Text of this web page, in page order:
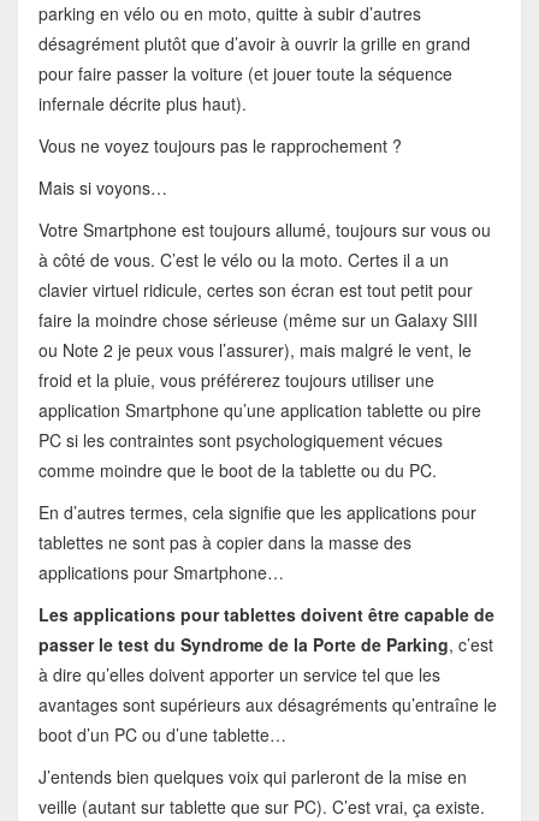
parking en vélo ou en moto, quitte à subir d’autres
désagrément plutôt que d’avoir à ouvrir la grille en grand
pour faire passer la voiture (et jouer toute la séquence
infernale décrite plus haut).
Vous ne voyez toujours pas le rapprochement ?
Mais si voyons…
Votre Smartphone est toujours allumé, toujours sur vous ou
à côté de vous. C’est le vélo ou la moto. Certes il a un
clavier virtuel ridicule, certes son écran est tout petit pour
faire la moindre chose sérieuse (même sur un Galaxy SIII
ou Note 2 je peux vous l’assurer), mais malgré le vent, le
froid et la pluie, vous préférerez toujours utiliser une
application Smartphone qu’une application tablette ou pire
PC si les contraintes sont psychologiquement vécues
comme moindre que le boot de la tablette ou du PC.
En d’autres termes, cela signifie que les applications pour
tablettes ne sont pas à copier dans la masse des
applications pour Smartphone…
Les applications pour tablettes doivent être capable de
passer le test du Syndrome de la Porte de Parking, c’est
à dire qu’elles doivent apporter un service tel que les
avantages sont supérieurs aux désagréments qu’entraîne le
boot d’un PC ou d’une tablette…
J’entends bien quelques voix qui parleront de la mise en
veille (autant sur tablette que sur PC). C’est vrai, ça existe.